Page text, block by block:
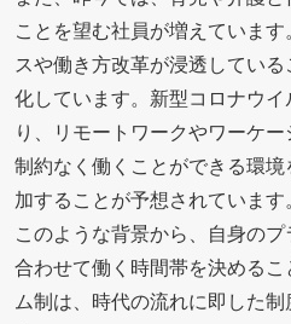
ことを望む社員が増えていま
スや働き方改革が浸透してい
化しています。新型コロナウ
り、リモートワークやワーケ
制約なく働くことができる環
加することが予想されています
このような背景から、自身の
合わせて働く時間帯を決める
ム制は、時代の流れに即した